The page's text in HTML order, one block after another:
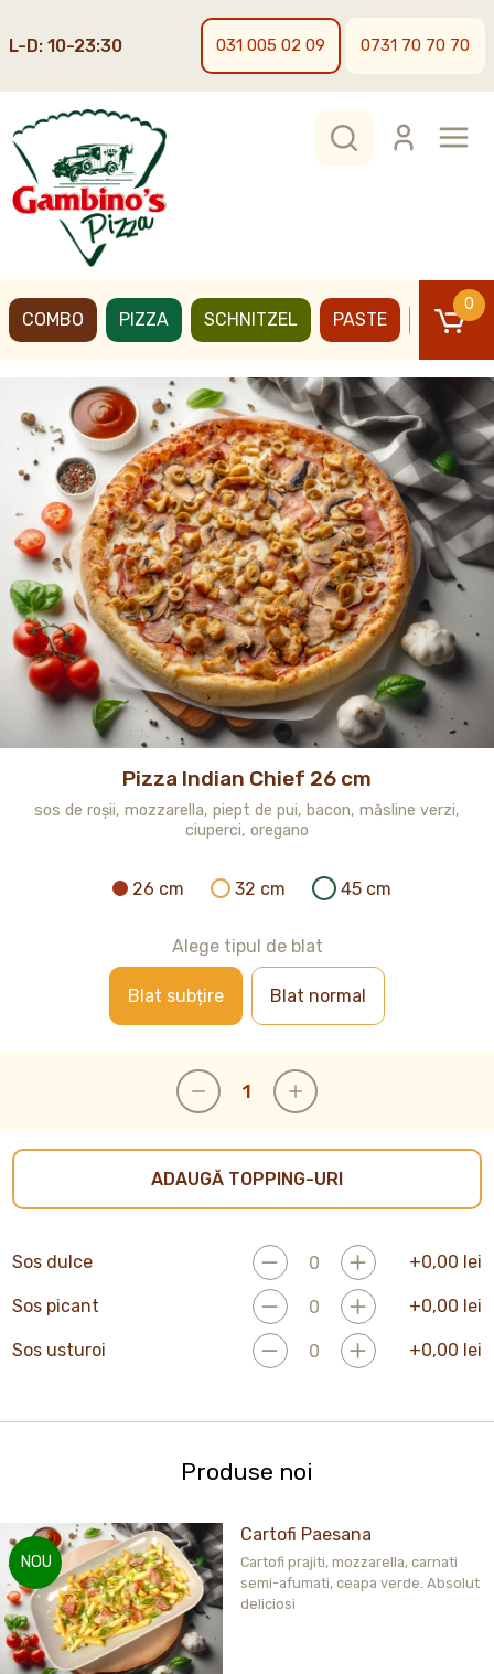
L-D: 10-23:30 031 005 02 09 0731 70 70 70
COMBO PIZZA SCHNITZEL PASTE BURGERI
0
Pizza Indian Chief 26 cm
sos de roșii, mozzarella, piept de pui, bacon, măsline verzi,
ciuperci, oregano
26 cm 32 cm 45 cm
Alege tipul de blat
Blat subțire Blat normal
ADAUGĂ TOPPING-URI
Sos dulce +0,00 lei
Sos picant +0,00 lei
Sos usturoi +0,00 lei
Produse noi
NOU
Cartofi Paesana
Cartofi prajiti, mozzarella, carnati
semi-afumati, ceapa verde. Absolut
deliciosi